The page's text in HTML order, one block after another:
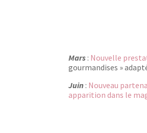
Mars : Nouvelle
gourmandises »
Juin : Nouveau
apparition dans le